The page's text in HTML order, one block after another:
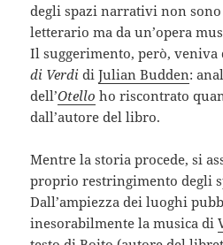
degli spazi narrativi non
letterario ma da un’opera
Il suggerimento, però, veniva
di Verdi diJulian Budden:
dell’Otello ho riscontrato
dall’autore del libro.
Mentre la storia procede, si
proprio restringimento degli
Dall’ampiezza dei luoghi
inesorabilmente la musica di